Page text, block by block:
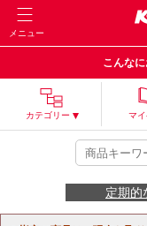
メニュー
こんな
カテゴリー マ
定期的